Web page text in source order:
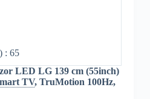
: 65
LED LG 139 cm (55inch)
TV, TruMotion 100Hz,